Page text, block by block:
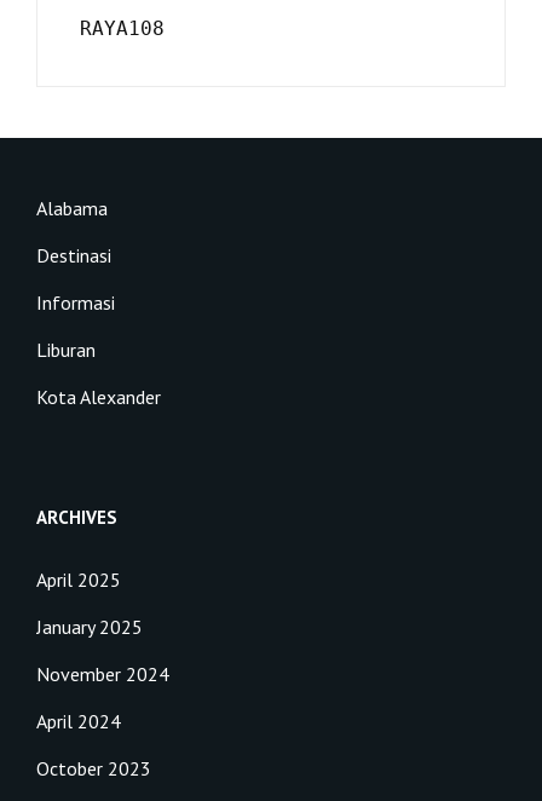
RAYA108
Alabama
Destinasi
Informasi
Liburan
Kota Alexander
ARCHIVES
April 2025
January 2025
November 2024
April 2024
October 2023